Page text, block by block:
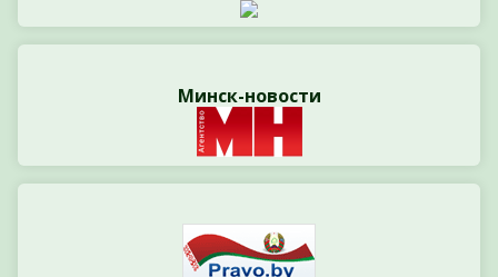
Минск-новости